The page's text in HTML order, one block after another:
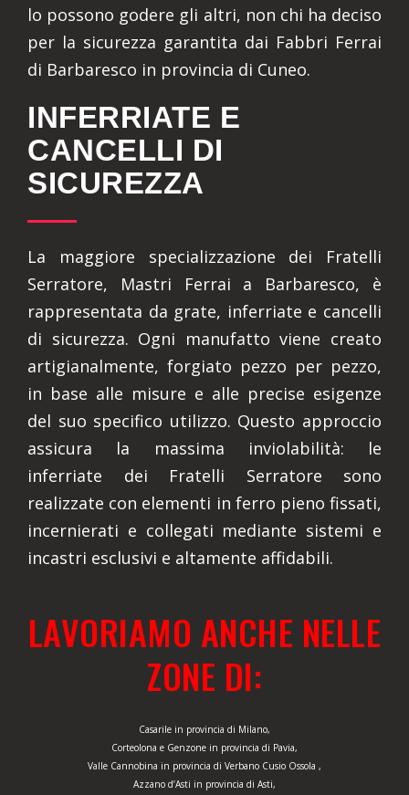
lo possono godere gli altri, non chi ha deciso
per la sicurezza garantita dai Fabbri Ferrai
di Barbaresco in provincia di Cuneo.
INFERRIATE E
CANCELLI DI
SICUREZZA
La maggiore specializzazione dei Fratelli
Serratore, Mastri Ferrai a Barbaresco, è
rappresentata da grate, inferriate e cancelli
di sicurezza. Ogni manufatto viene creato
artigianalmente, forgiato pezzo per pezzo,
in base alle misure e alle precise esigenze
del suo specifico utilizzo. Questo approccio
assicura la massima inviolabilità: le
inferriate dei Fratelli Serratore sono
realizzate con elementi in ferro pieno fissati,
incernierati e collegati mediante sistemi e
incastri esclusivi e altamente affidabili.
LAVORIAMO ANCHE NELLE
ZONE DI:
Casarile in provincia di Milano,
Corteolona e Genzone in provincia di Pavia,
Valle Cannobina in provincia di Verbano Cusio Ossola ,
Azzano d’Asti in provincia di Asti,